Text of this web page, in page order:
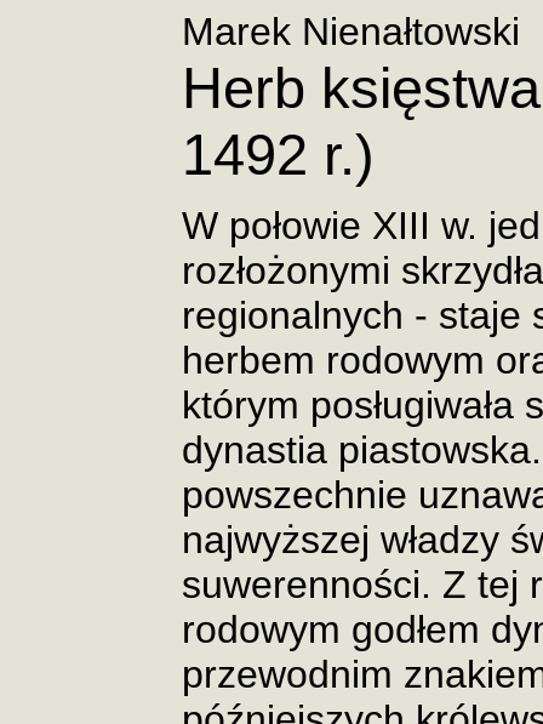
Marek Nienałtowski
Herb
1492 r.)
W połowie XIII w.
rozłożonymi
regionalnych - staje
herbem rodowym
którym posługiwała
dynastia
powszechnie
najwyższej władzy
suwerenności. Z tej
rodowym godłem
przewodnim